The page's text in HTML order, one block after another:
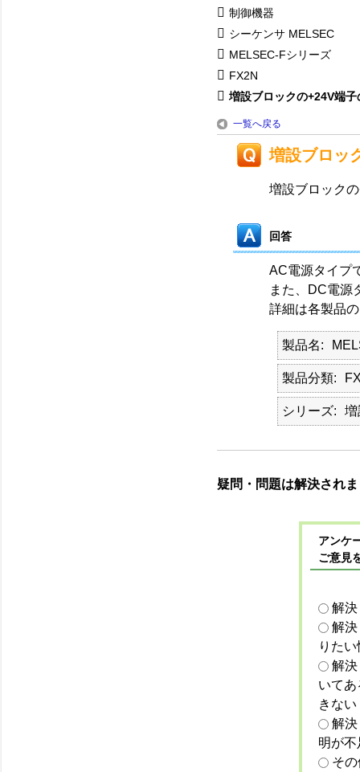
制御機器
シーケンサ MELSEC
MELSEC-Fシリーズ
FX2N
増設ブロックの+24V端子
一覧へ戻る
増設ブロッ
増設ブロック
回答
AC電源タイプ
また、DC電源
詳細は各製品
製品名
製品分類
シリーズ 増
疑問・問題は解決され
アンケ
ご意見
解
解
りた
解
いて
きない
解
明が
そ